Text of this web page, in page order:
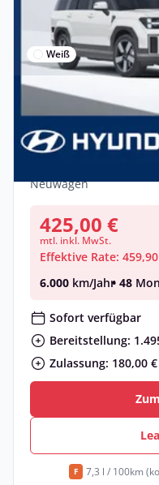
Weiß
Privat
Hyundai SANTA
GDI W Signature
Neuwagen
425,00 €
mtl. inkl. MwSt.
Effektive Rate:
6.000 km/Jahr• 48
Sofort verfügbar
Bereitstellung:
Zulassung: 180,00 €
F 7,3 l / 100km